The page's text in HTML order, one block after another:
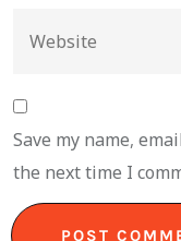
Save my name,
the next time I